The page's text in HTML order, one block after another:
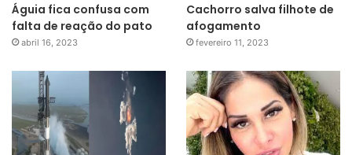
Águia fica confusa com
falta de reação do pato
abril 16, 2023
Cachorro salva filhote de
afogamento
fevereiro 11, 2023